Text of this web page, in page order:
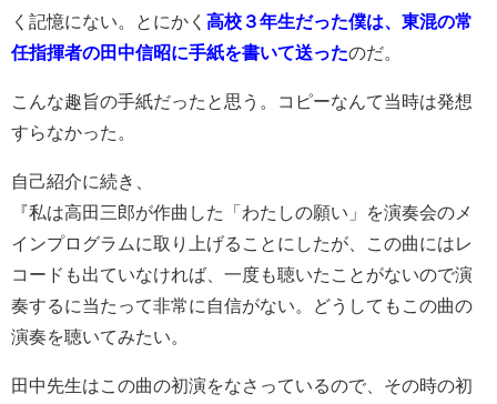
く記憶にない。とにかく 高校３年生だった僕は、東混の常
任指揮者の田中信昭に手紙を書いて送ったのだ。
こんな趣旨の手紙だったと思う。コピーなんて当時は発想
すらなかった。
自己紹介に続き、
『私は高田三郎が作曲した「わたしの願い」を演奏会のメ
インプログラムに取り上げることにしたが、この曲にはレ
コードも出ていなければ、一度も聴いたことがないので演
奏するに当たって非常に自信がない。どうしてもこの曲の
演奏を聴いてみたい。
田中先生はこの曲の初演をなさっているので、その時の初